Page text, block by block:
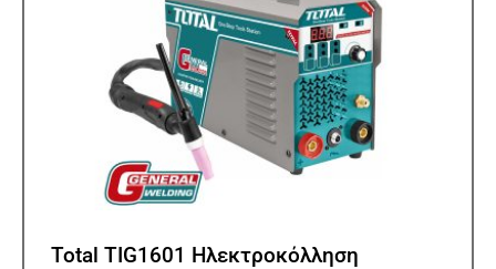
Total TIG1601 Ηλεκτροκόλληση